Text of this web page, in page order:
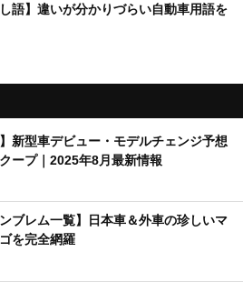
し語】違いが分かりづらい自動車用語を
】新型車デビュー・モデルチェンジ予想
ープ｜2025年8月最新情報
ンブレム一覧】日本車＆外車の珍しいマ
を完全網羅